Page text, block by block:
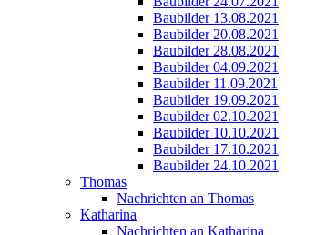
Baubilder 13.08.2021
Baubilder 20.08.2021
Baubilder 28.08.2021
Baubilder 04.09.2021
Baubilder 11.09.2021
Baubilder 19.09.2021
Baubilder 02.10.2021
Baubilder 10.10.2021
Baubilder 17.10.2021
Baubilder 24.10.2021
Thomas
Nachrichten an Thomas
Katharina
Nachrichten an Katharina